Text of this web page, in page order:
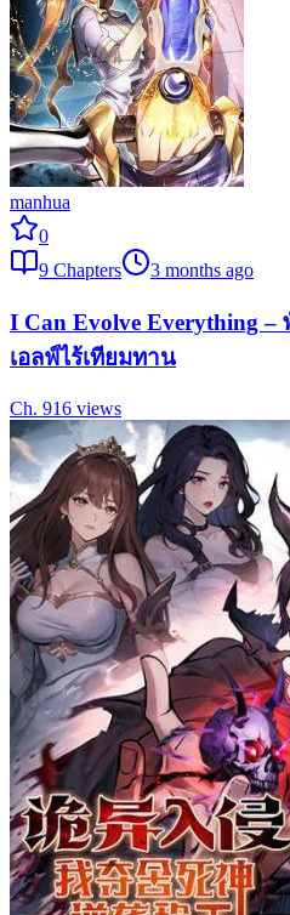
manhua
0
9 Chapters 3 months ago
I Can Evolve Everything
เอลฟ์ไร้เทียมทาน
Ch. 916 views